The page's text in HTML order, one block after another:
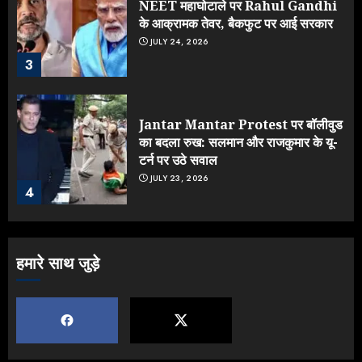
3
NEET महाघोटाले पर Rahul Gandhi
के आक्रामक तेवर, बैकफुट पर आई सरकार
JULY 24, 2026
4
Jantar Mantar Protest पर बॉलीवुड
का बदला रुख: सलमान और राजकुमार के यू-
टर्न पर उठे सवाल
JULY 23, 2026
हमारे साथ जुड़े